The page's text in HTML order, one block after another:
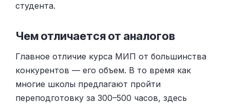
студента.
Чем отличается от аналогов
Главное отличие курса МИП от большинства
конкурентов — его объем. В то время как
многие школы предлагают пройти
переподготовку за 300–500 часов, здесь